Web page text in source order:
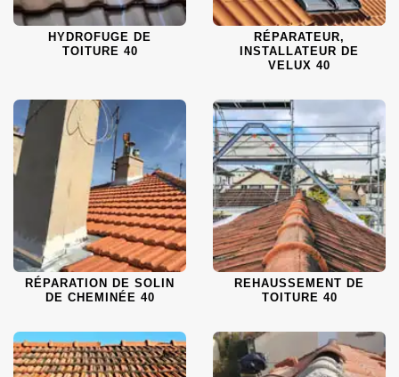
HYDROFUGE DE
TOITURE 40
RÉPARATEUR,
INSTALLATEUR DE
VELUX 40
RÉPARATION DE SOLIN
DE CHEMINÉE 40
REHAUSSEMENT DE
TOITURE 40